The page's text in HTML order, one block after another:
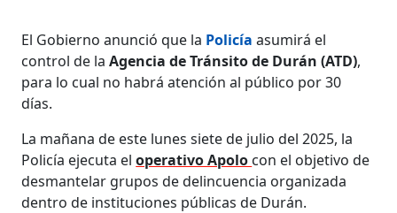
El Gobierno anunció que la Policía asumirá el
control de laAgencia de Tránsito de Durán (ATD),
para lo cual no habrá atención al público por 30
días.
La mañana de este lunes siete de julio del 2025, la
Policía ejecuta eloperativo Apolo con el objetivo de
desmantelar grupos de delincuencia organizada
dentro de instituciones públicas de Durán.